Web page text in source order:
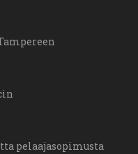
pelaajasopimusta